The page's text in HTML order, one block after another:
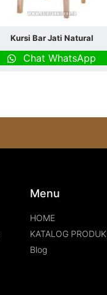
Kursi Bar Jati Natural
Chat WhatsApp
Menu
HOME
KATALOG PRODUK
Blog